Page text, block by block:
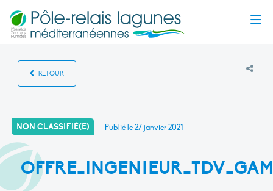
RETOUR
NON CLASSIFIÉ(E) Publié le27 janvier 2021